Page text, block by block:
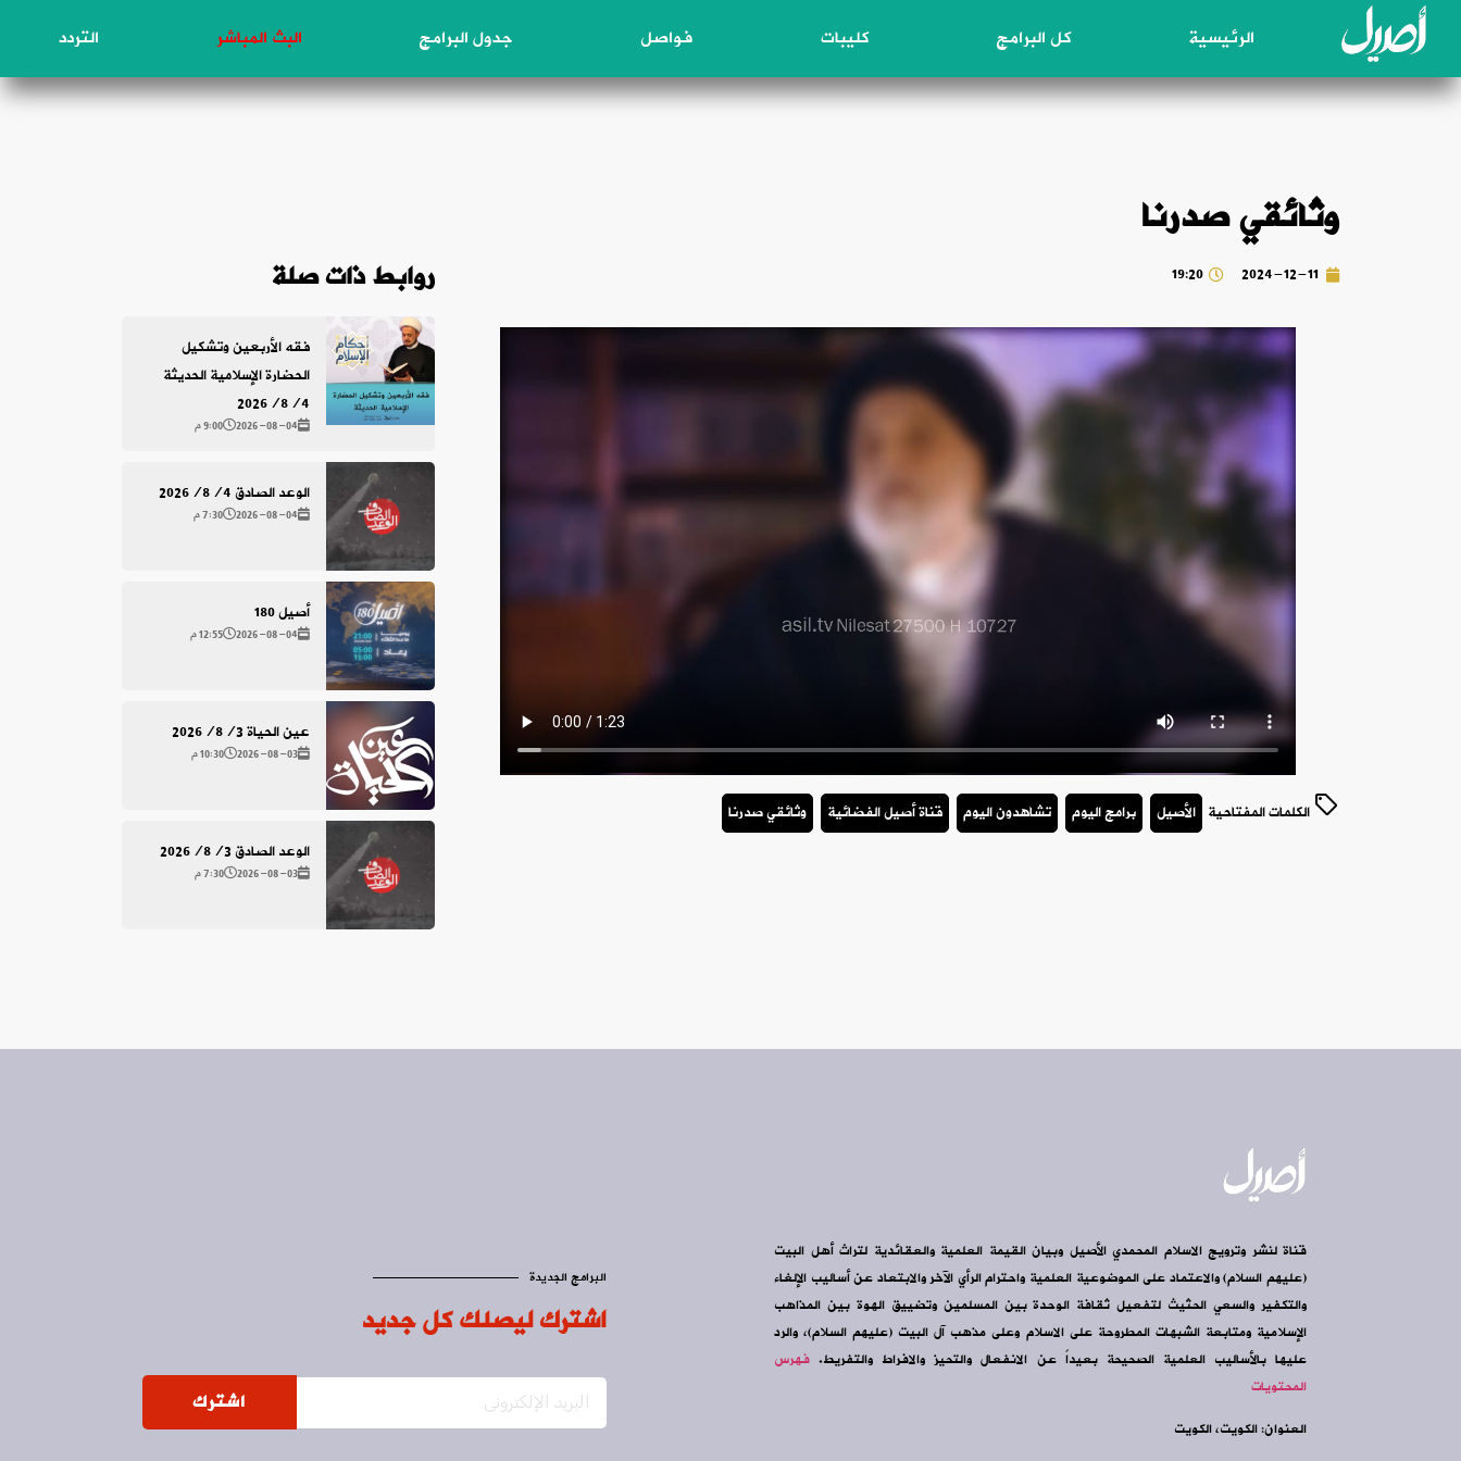
الرئيسية كل البرامج كليبات فواصل جدول البرامج البث المباشر التردد
وثائقي صدرنا
2024-12-11
19:20
الكلمات المفتاحية الأصيل برامج اليوم تشاهدون اليوم قناة أصيل الفضائية وثائقي صدرنا
روابط ذات صلة
فقه الأربعين وتشكيل
الحضارة الإسلامية الحديثة
2026/8/4
2026-08-04 9:00 م
الوعد الصادق 2026/8/4
2026-08-04 7:30 م
أصيل 180
2026-08-04 12:55 م
عين الحياة 2026/8/3
2026-08-03 10:30 م
الوعد الصادق 2026/8/3
2026-08-03 7:30 م
قناة لنشر وترويج الاسلام المحمدي الأصيل وبيان القيمة العلمية والعقائدية لتراث أهل البيت
(عليهم السلام) والاعتماد على الموضوعية العلمية واحترام الرأي الآخر والابتعاد عن أساليب الإلغاء
والتكفير والسعي الحثيث لتفعيل ثقافة الوحدة بين المسلمين وتضييق الهوة بين المذاهب
الإسلامية ومتابعة الشبهات المطروحة على الاسلام وعلى مذهب آل البيت (عليهم السلام)، والرد
عليها بالأساليب العلمية الصحيحة بعيداً عن الانفعال والتحيز والافراط والتفريط. فهرس
المحتويات
العنوان: الكويت، الكويت
البرامج الجديدة
اشترك ليصلك كل جديد
اشترك